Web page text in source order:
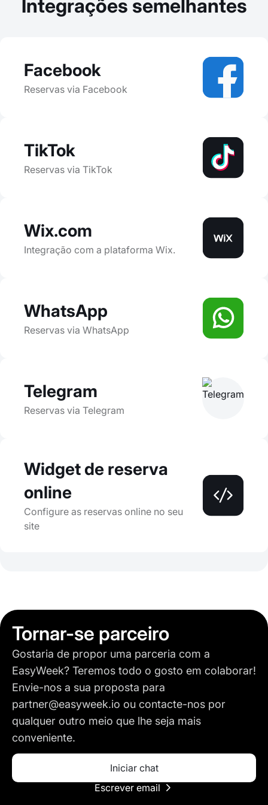
Integrações semelhantes
Facebook
Reservas via Facebook
TikTok
Reservas via TikTok
Wix.com
Integração com a plataforma Wix.
WhatsApp
Reservas via WhatsApp
Telegram
Reservas via Telegram
Widget de reserva
online
Configure as reservas online no seu
site
Tornar-se parceiro
Gostaria de propor uma parceria com a
EasyWeek? Teremos todo o gosto em colaborar!
Envie-nos a sua proposta para
partner@easyweek.io ou contacte-nos por
qualquer outro meio que lhe seja mais
conveniente.
Iniciar chat
Escrever email